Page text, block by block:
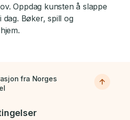
Oppdag kunsten å slappe
dag. Bøker, spill og
fra Norges